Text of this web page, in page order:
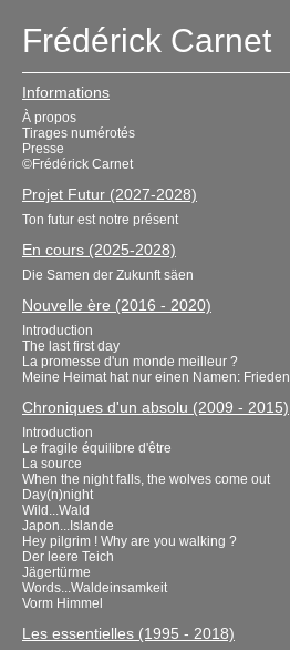
Frédérick Carnet
Informations
À propos
Tirages numérotés
Presse
©Frédérick Carnet
Projet Futur (2027-2028)
Ton futur est notre présent
En cours (2025-2028)
Die Samen der Zukunft säen
Nouvelle ère (2016 - 2020)
Introduction
The last first day
La promesse d'un monde meilleur ?
Meine Heimat hat nur einen Namen: Frieden
Chroniques d'un absolu (2009 - 2015)
Introduction
Le fragile équilibre d'être
La source
When the night falls, the wolves come out
Day(n)night
Wild...Wald
Japon...Islande
Hey pilgrim ! Why are you walking ?
Der leere Teich
Jägertürme
Words...Waldeinsamkeit
Vorm Himmel
Les essentielles (1995 - 2018)